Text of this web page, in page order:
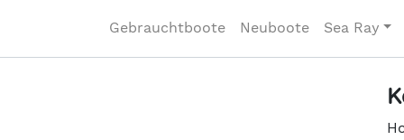
Gebrauchtboote Neuboote Sea Ray